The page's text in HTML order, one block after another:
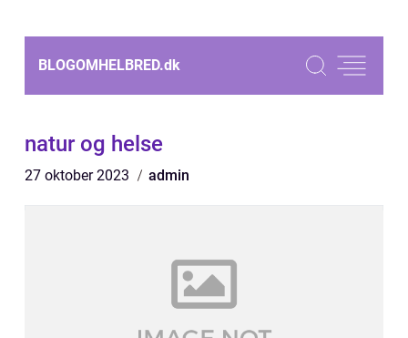
BLOGOMHELBRED.dk
natur og helse
27 oktober 2023 admin